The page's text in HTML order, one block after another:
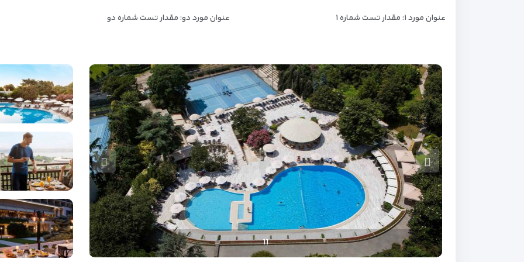
عنوان مورد ۱: مقدار تست شماره ۱ عنوان مورد دو: مقدار تست شماره دو
12
11
10
9
2
1
7
6
5
4